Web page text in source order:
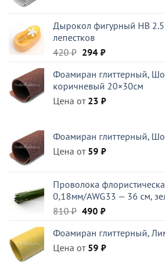
Дырокол фигурный HB
лепестков
420₽ Первоначальная
составляла
420 ₽.
294 ₽Текущая
294 ₽.
Фоамиран глиттерный,
коричневый 20×30см
Цена от 23 ₽
Фоамиран глиттерный,
Цена от 59 ₽
Проволока
0,18мм/AWG33 — 36 см,
810₽ Первоначальная
составляла
810 ₽.
490 ₽Текущая
490 ₽.
Фоамиран глиттерный,
Цена от 59 ₽